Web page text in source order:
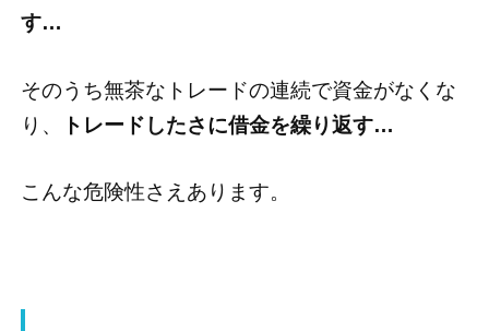
す…
そのうち無茶なトレードの連続で資金がなくな
り、
トレードしたさに借金を繰り返す…
こんな危険性さえあります。